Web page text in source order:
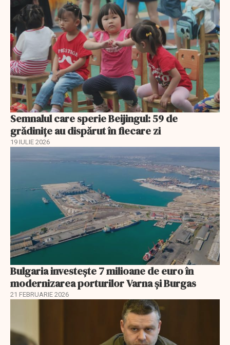
Semnalul care sperie Beijingul: 59 de
grădinițe au dispărut în fiecare zi
19 IULIE 2026
Bulgaria investește 7 milioane de euro în
modernizarea porturilor Varna și Burgas
21 FEBRUARIE 2026